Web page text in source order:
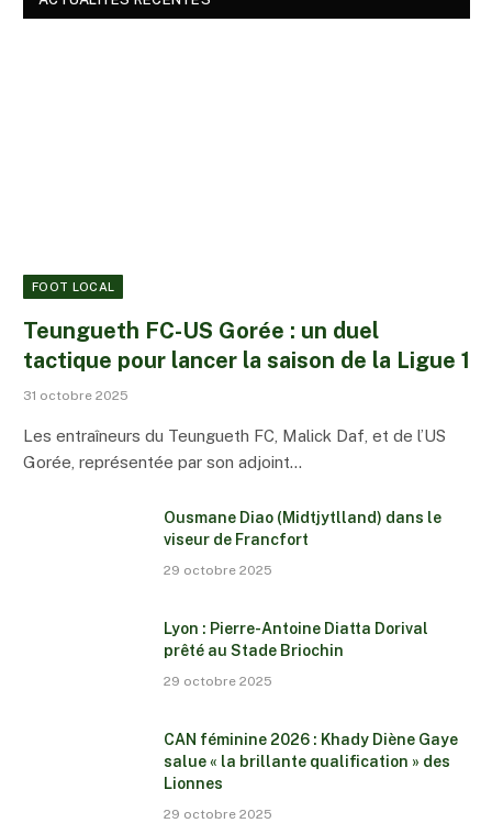
FOOT LOCAL
Teungueth FC-US Gorée : un duel
tactique pour lancer la saison de la Ligue 1
31 octobre 2025
Les entraîneurs du Teungueth FC, Malick Daf, et de l’US
Gorée, représentée par son adjoint…
Ousmane Diao (Midtjytlland) dans le
viseur de Francfort
29 octobre 2025
Lyon : Pierre-Antoine Diatta Dorival
prêté au Stade Briochin
29 octobre 2025
CAN féminine 2026 : Khady Diène Gaye
salue « la brillante qualification » des
Lionnes
29 octobre 2025